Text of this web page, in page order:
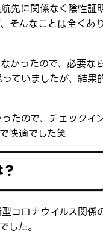
先に関係なく陰性証
そんなことは全くあ
かったので、必要な
ていましたが、結果
たので、チェックイ
快適でした笑
コロナウイルス関係
した。